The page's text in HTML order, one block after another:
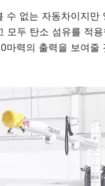
수 없는 자동차이지만
모두 탄소 섬유를 적
력의 출력을 보여줄